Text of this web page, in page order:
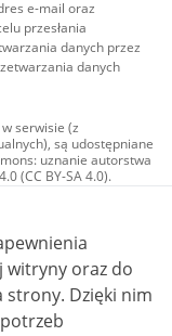
e-mail oraz
przesłania
danych przez
danych
serwisie (z
są udostępniane
uznanie autorstwa
(CC BY-SA 4.0).
zdjęcia, materiały
na licencji typu
użycie
4.0 (CC BY-
inaczej.
witryny oraz do
nim